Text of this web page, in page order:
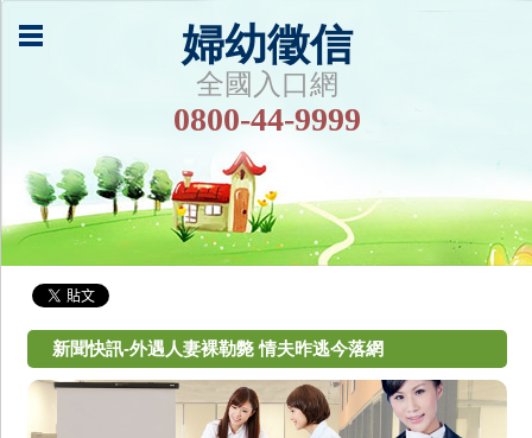
婦幼徵信
全國入口網
0800-44-9999
新聞快訊-外遇人妻裸勒斃 情夫昨逃今落網